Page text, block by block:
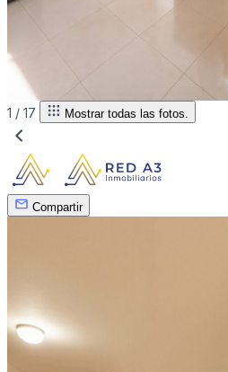
1 / 17 Mostrar todas las fotos.
Compartir